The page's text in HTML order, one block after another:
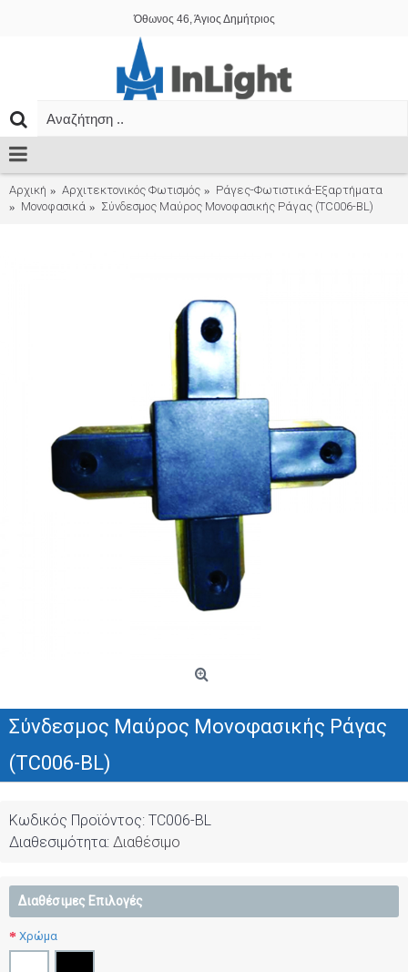
Όθωνος 46, Άγιος Δημήτριος
Αρχική Αρχιτεκτονικός Φωτισμός
Ράγες-Φωτιστικά-Εξαρτήματα
Μονοφασικά
Σύνδεσμος Μαύρος Μονοφασικής Ράγας (TC006-BL)
Σύνδεσμος Μαύρος Μονοφασικής Ράγας
(TC006-BL)
Κωδικός Προϊόντος: TC006-BL
Διαθεσιμότητα: Διαθέσιμο
Διαθέσιμες Επιλογές
Χρώμα